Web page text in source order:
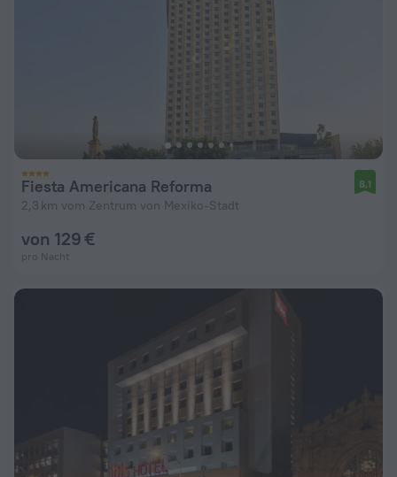
Fiesta Americana Reforma
2,3 km vom Zentrum von Mexiko-Stadt
8,1
von 129 €
pro Nacht